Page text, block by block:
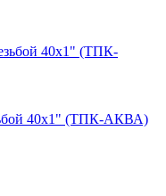
40х1" (ТПК-АКВА)